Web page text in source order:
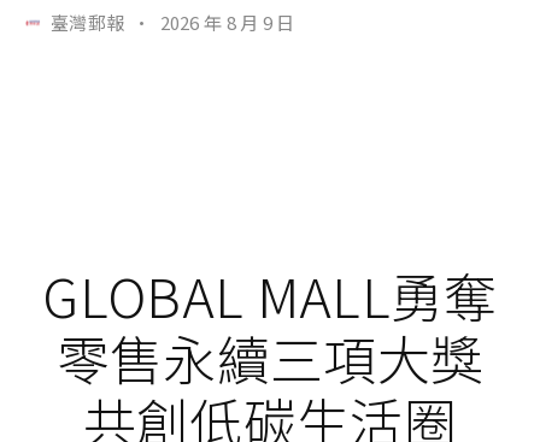
臺灣郵報 · 2026 年 8 月 9 日
GLOBAL MALL勇奪
零售永續三項大獎
共創低碳生活圈